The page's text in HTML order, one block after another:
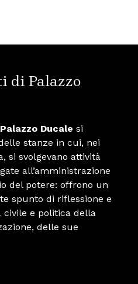
di Palazzo
Ducale si
stanze in cui, nei
si svolgevano attività
all’amministrazione
del potere: offrono un
spunto di riflessione e
civile e politica della
delle sue